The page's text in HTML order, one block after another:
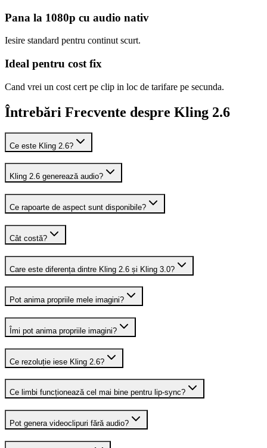
Pana la 1080p cu audio nativ
Iesire standard pentru continut scurt.
Ideal pentru cost fix
Cand vrei un cost cert pe clip in loc de tarifare pe secunda.
Întrebări Frecvente despre Kling 2.6
Ce este Kling 2.6?
Kling 2.6 generează audio?
Ce rapoarte de aspect sunt disponibile?
Cât costă?
Care este diferența dintre Kling 2.6 și Kling 3.0?
Pot anima propriile mele imagini?
Îmi pot anima propriile imagini?
Ce rezoluție iese Kling 2.6?
Ce limbi funcționează cel mai bine pentru lip-sync?
Pot genera videoclipuri fără audio?